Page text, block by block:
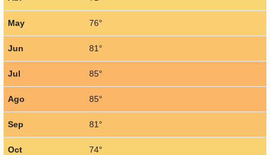
May 76°
Jun 81°
Jul 85°
Ago 85°
Sep 81°
Oct 74°